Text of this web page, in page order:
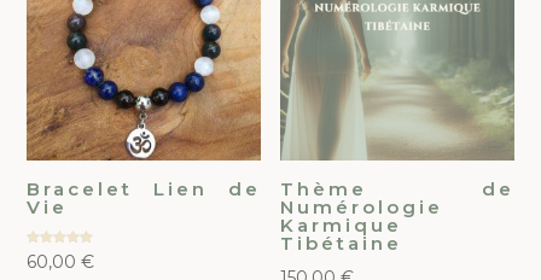
Bracelet Lien de
Vie
Note
5.00
60,00€
Thème de
Numérologie
Karmique
Tibétaine